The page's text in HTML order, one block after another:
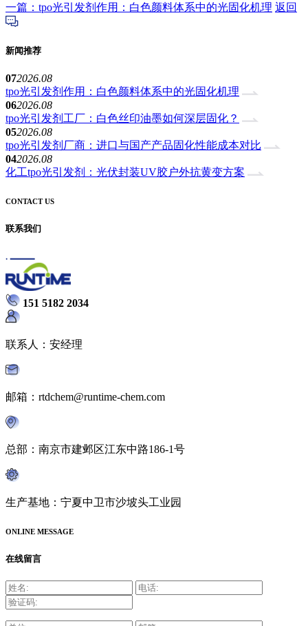
一篇：tpo光引发剂作用：白色颜料体系中的光固化机理 返回
新闻推荐
072026.08
tpo光引发剂作用：白色颜料体系中的光固化机理
062026.08
tpo光引发剂工厂：白色丝印油墨如何深层固化？
052026.08
tpo光引发剂厂商：进口与国产产品固化性能成本对比
042026.08
化工tpo光引发剂：光伏封装UV胶户外抗黄变方案
CONTACT US
联系我们
151 5182 2034
联系人：安经理
邮箱：rtdchem@runtime-chem.com
总部：南京市建邺区江东中路186-1号
生产基地：宁夏中卫市沙坡头工业园
ONLINE MESSAGE
在线留言